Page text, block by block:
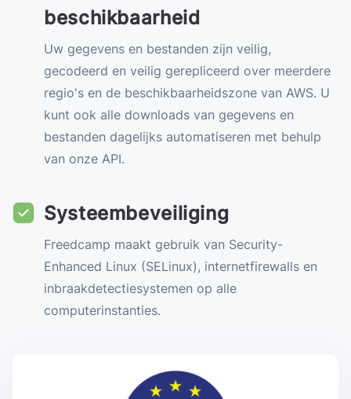
beschikbaarheid
Uw gegevens en bestanden zijn veilig,
gecodeerd en veilig gerepliceerd over meerdere
regio's en de beschikbaarheidszone van AWS. U
kunt ook alle downloads van gegevens en
bestanden dagelijks automatiseren met behulp
van onze API.
Systeembeveiliging
Freedcamp maakt gebruik van Security-
Enhanced Linux (SELinux), internetfirewalls en
inbraakdetectiesystemen op alle
computerinstanties.